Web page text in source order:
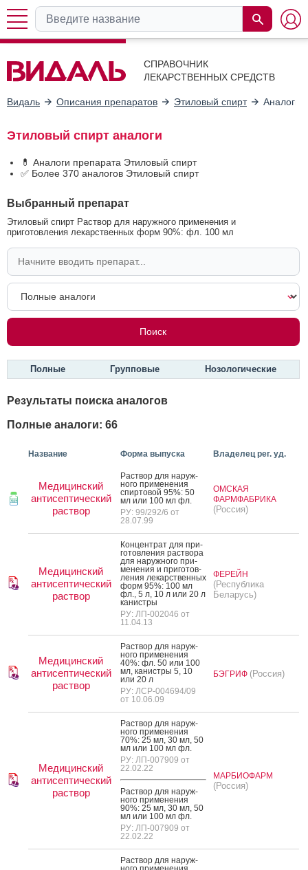
СПРАВОЧНИК
ЛЕКАРСТВЕННЫХ СРЕДСТВ
Видаль Описания препаратов Этиловый спирт Аналоги
Этиловый спирт аналоги
💊 Аналоги препарата Этиловый спирт
✅ Более 370 аналогов Этиловый спирт
Выбранный препарат
Этиловый спирт Раствор для наружного применения и
приготовления лекарственных форм 90%: фл. 100 мл
Полные Групповые Нозологические
Результаты поиска аналогов
Полные аналоги: 66
Название Форма выпуска Владелец рег. уд.
Медицинский
антисептический
раствор
Рас­твор для на­руж­
но­го при­мене­ния
спир­то­вой 95%: 50
мл или 100 мл фл.
РУ: 99/292/6 от
28.07.99
ОМСКАЯ
ФАРМФАБРИКА
(Россия)
Медицинский
антисептический
раствор
Кон­цен­трат для при­
готов­ле­ния рас­тво­ра
для на­руж­но­го при­
мене­ния и при­готов­
ле­ния ле­карс­твен­ных
форм 95%: 100 мл
фл., 5 л, 10 л или 20 л
ка­нис­тры
РУ: ЛП-002046 от
11.04.13
ФЕРЕЙН
(Республика
Беларусь)
Медицинский
антисептический
раствор
Рас­твор для на­руж­
но­го при­мене­ния
40%: фл. 50 или 100
мл, ка­нис­тры 5, 10
или 20 л
РУ: ЛСР-004694/09
от 10.06.09
БЭГРИФ (Россия)
Медицинский
антисептический
раствор
Рас­твор для на­руж­
но­го при­мене­ния
70%: 25 мл, 30 мл, 50
мл или 100 мл фл.
РУ: ЛП-007909 от
22.02.22
Рас­твор для на­руж­
но­го при­мене­ния
90%: 25 мл, 30 мл, 50
мл или 100 мл фл.
РУ: ЛП-007909 от
22.02.22
МАРБИОФАРМ
(Россия)
Рас­твор для на­руж­